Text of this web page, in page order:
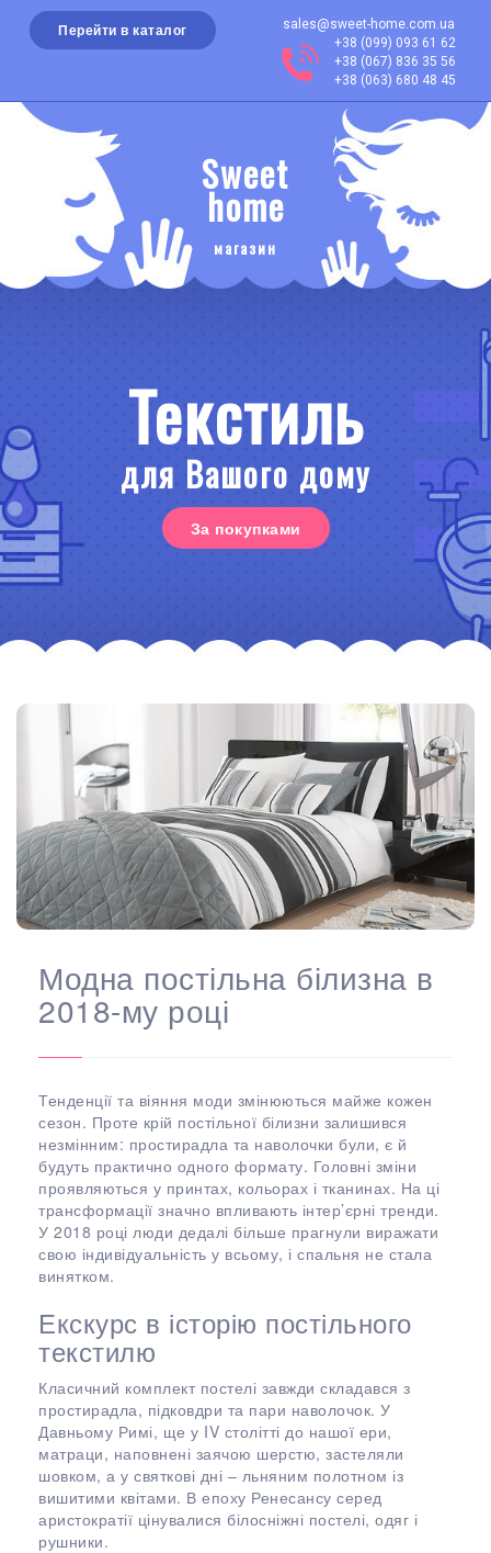
Перейти в каталог
sales@sweet-home.com.ua
+38 (099) 093 61 62
+38 (067) 836 35 56
+38 (063) 680 48 45
Sweet
home
магазин
Текстиль
для Вашого дому
За покупками
Модна постільна білизна в
2018-му році
Тенденції та віяння моди змінюються майже кожен
сезон. Проте крій постільної білизни залишився
незмінним: простирадла та наволочки були, є й
будуть практично одного формату. Головні зміни
проявляються у принтах, кольорах і тканинах. На ці
трансформації значно впливають інтер’єрні тренди.
У 2018 році люди дедалі більше прагнули виражати
свою індивідуальність у всьому, і спальня не стала
винятком.
Екскурс в історію постільного
текстилю
Класичний комплект постелі завжди складався з
простирадла, підковдри та пари наволочок. У
Давньому Римі, ще у IV столітті до нашої ери,
матраци, наповнені заячою шерстю, застеляли
шовком, а у святкові дні – льняним полотном із
вишитими квітами. В епоху Ренесансу серед
аристократії цінувалися білосніжні постелі, одяг і
рушники.